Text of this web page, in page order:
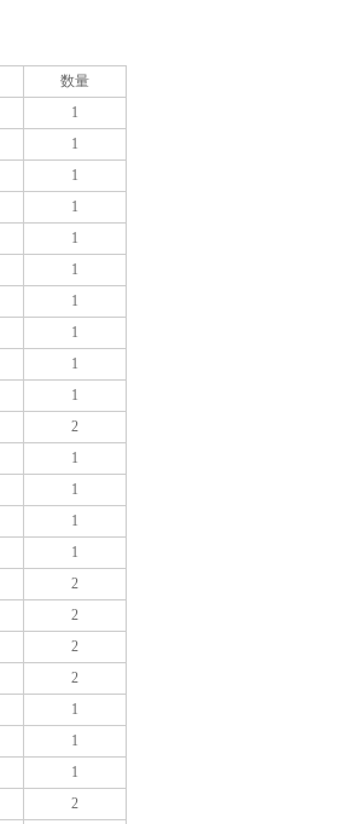
数量
1
1
1
1
1
1
1
1
1
1
2
1
1
1
1
2
2
2
2
1
1
1
2